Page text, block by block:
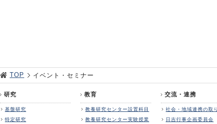
TOP イベント・セミナー
研究
基盤研究
特定研究
教育
教養研究センター設置科目
教養研究センター実験授業
交流・連携
社会・地域連携の取
日吉行事企画委員会